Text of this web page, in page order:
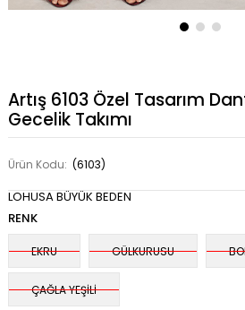
Artış 6103 Özel Tasarım
Gecelik Takımı
Ürün Kodu: (6103)
LOHUSA BÜYÜK BEDEN
RENK
EKRU GÜLKURUSU
ÇAĞLA YEŞİLİ